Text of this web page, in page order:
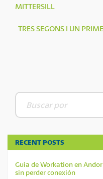
MITTERSILL
TRES SEGONS I UN
RECENT POSTS
Guía de Workation en
sin perder conexión